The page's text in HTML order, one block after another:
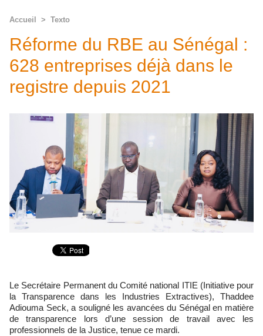
Accueil > Texto
Réforme du RBE au Sénégal :
628 entreprises déjà dans le
registre depuis 2021
Le Secrétaire Permanent du Comité national ITIE (Initiative pour
la Transparence dans les Industries Extractives), Thaddee
Adiouma Seck, a souligné les avancées du Sénégal en matière
de transparence lors d’une session de travail avec les
professionnels de la Justice, tenue ce mardi.